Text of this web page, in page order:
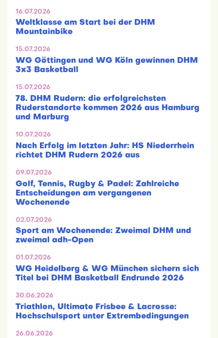
16.07.2026
Weltklasse am Start bei der DHM
Mountainbike
15.07.2026
WG Göttingen und WG Köln gewinnen DHM
3x3 Basketball
15.07.2026
78. DHM Rudern: die erfolgreichsten
Ruderstandorte kommen 2026 aus Hamburg
und Marburg
10.07.2026
Nach Erfolg im letzten Jahr: HS Niederrhein
richtet DHM Rudern 2026 aus
09.07.2026
Golf, Tennis, Rugby & Padel: Zahlreiche
Entscheidungen am vergangenen
Wochenende
02.07.2026
Sport am Wochenende: Zweimal DHM und
zweimal adh-Open
01.07.2026
WG Heidelberg & WG München sichern sich
Titel bei DHM Basketball Endrunde 2026
30.06.2026
Triathlon, Ultimate Frisbee & Lacrosse:
Hochschulsport unter Extrembedingungen
26.06.2026